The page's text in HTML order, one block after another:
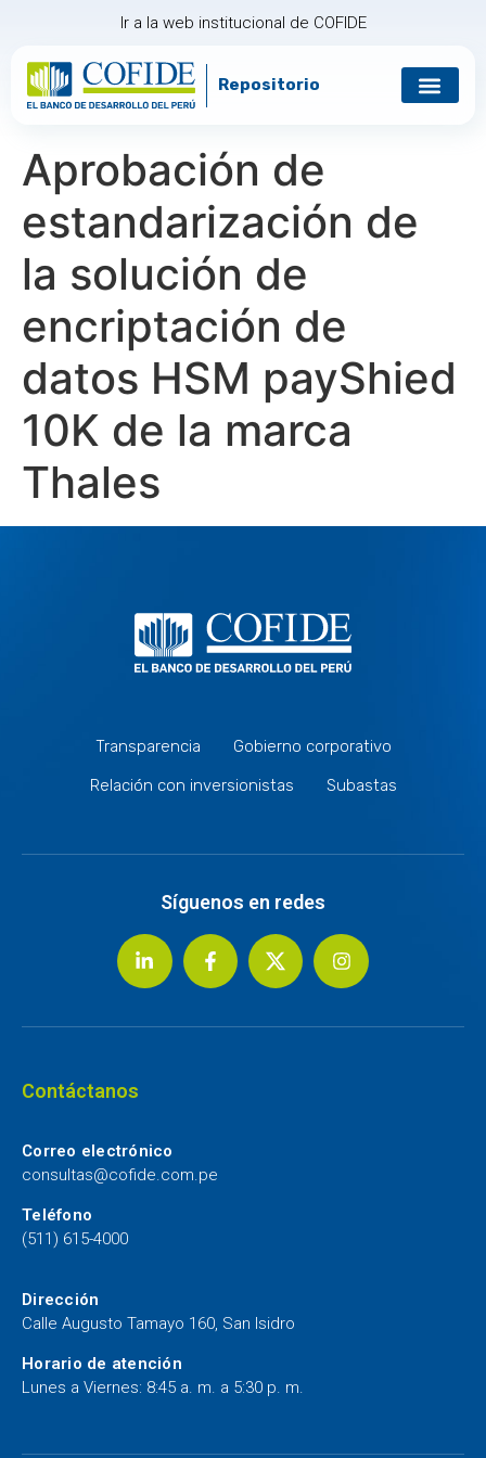
Ir a la web institucional de COFIDE
Repositorio
Aprobación de
estandarización de
la solución de
encriptación de
datos HSM payShied
10K de la marca
Thales
Transparencia
Gobierno corporativo
Relación con inversionistas
Subastas
Síguenos en redes
Contáctanos
Correo electrónico
consultas@cofide.com.pe
Teléfono
(511) 615-4000
Dirección
Calle Augusto Tamayo 160, San Isidro
Horario de atención
Lunes a Viernes: 8:45 a. m. a 5:30 p. m.